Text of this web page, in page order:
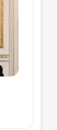
إصلاح
مالي
وهيكلي
عقود